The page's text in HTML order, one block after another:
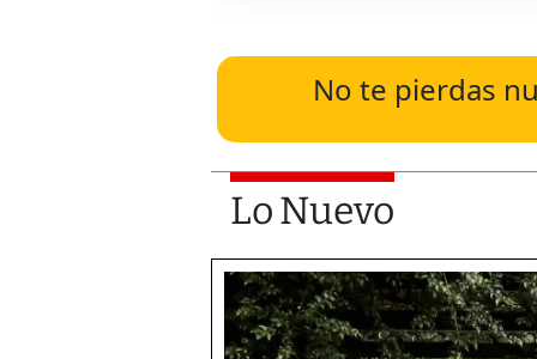
No te pierdas
Lo Nuevo